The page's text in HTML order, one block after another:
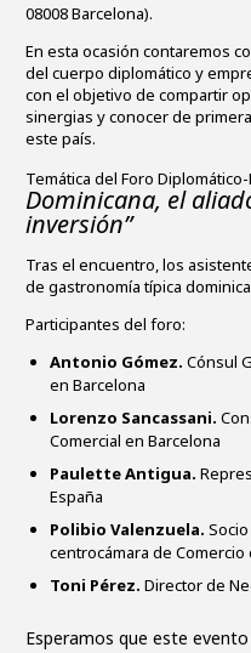
08008 Barcelona).
En esta ocasión contaremos
del cuerpo diplomático y
con el objetivo de compartir
sinergias y conocer de
este país.
Temática del Foro
Dominicana, el
inversión”
Tras el encuentro, los
de gastronomía típica
Participantes del foro:
Antonio Gómez. Cónsul
en Barcelona
Lorenzo Sancassani.
Comercial en Barcelona
Paulette Antigua.
España
Polibio Valenzuela.
centrocámara de
Toni Pérez. Director de
Esperamos que este